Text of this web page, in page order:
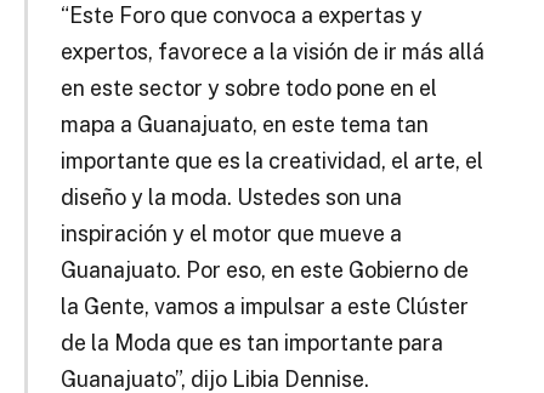
“Este Foro que convoca a expertas y
expertos, favorece a la visión de ir más allá
en este sector y sobre todo pone en el
mapa a Guanajuato, en este tema tan
importante que es la creatividad, el arte, el
diseño y la moda. Ustedes son una
inspiración y el motor que mueve a
Guanajuato. Por eso, en este Gobierno de
la Gente, vamos a impulsar a este Clúster
de la Moda que es tan importante para
Guanajuato”, dijo Libia Dennise.